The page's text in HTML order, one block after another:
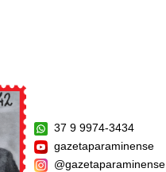
37 9 9974-3434
gazetaparaminense
@gazetaparaminense